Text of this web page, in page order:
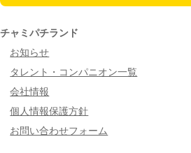
チャミパチランド
お知らせ
タレント・コンパニオン一覧
会社情報
個人情報保護方針
お問い合わせフォーム